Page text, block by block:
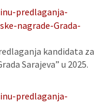
predlaganja-
nagrade-Grada-
kandidata za
Sarajeva” u 2025.
predlaganja-